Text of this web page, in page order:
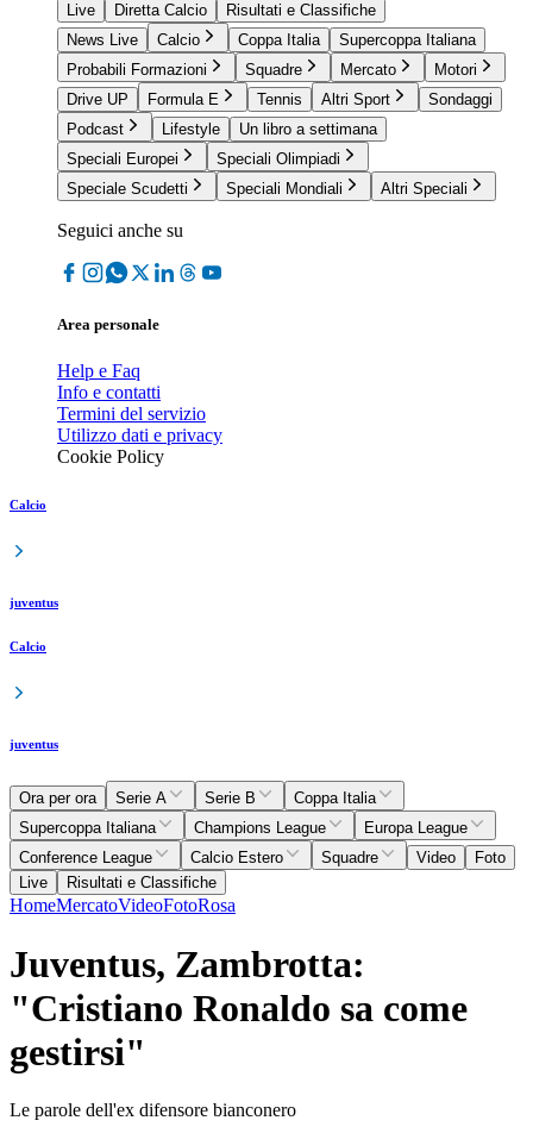
Live
Diretta Calcio
Risultati e Classifiche
News Live
Calcio Coppa Italia
Supercoppa Italiana
Probabili Formazioni
Squadre Mercato
Motori
Drive UP
Formula E Tennis Altri Sport
Sondaggi
Podcast
Lifestyle
Un libro a settimana
Speciali Europei
Speciali Olimpiadi
Speciale Scudetti
Speciali Mondiali Altri Speciali
Seguici anche su
Area personale
Help e Faq
Info e contatti
Termini del servizio
Utilizzo dati e privacy
Cookie Policy
Calcio
juventus
Calcio
juventus
Ora per ora Serie A Serie B
Coppa Italia
Supercoppa Italiana
Champions League
Europa League
Conference League
Calcio Estero Squadre Video
Foto
Live
Risultati e Classifiche
HomeMercatoVideoFotoRosa
Juventus, Zambrotta:
"Cristiano Ronaldo sa come
gestirsi"
Le parole dell'ex difensore bianconero